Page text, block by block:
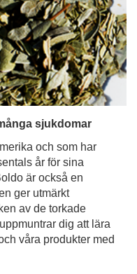
sjukdomar
och som har
år för sina
är också en
ger utmärkt
av de torkade
dig att lära
våra produkter med